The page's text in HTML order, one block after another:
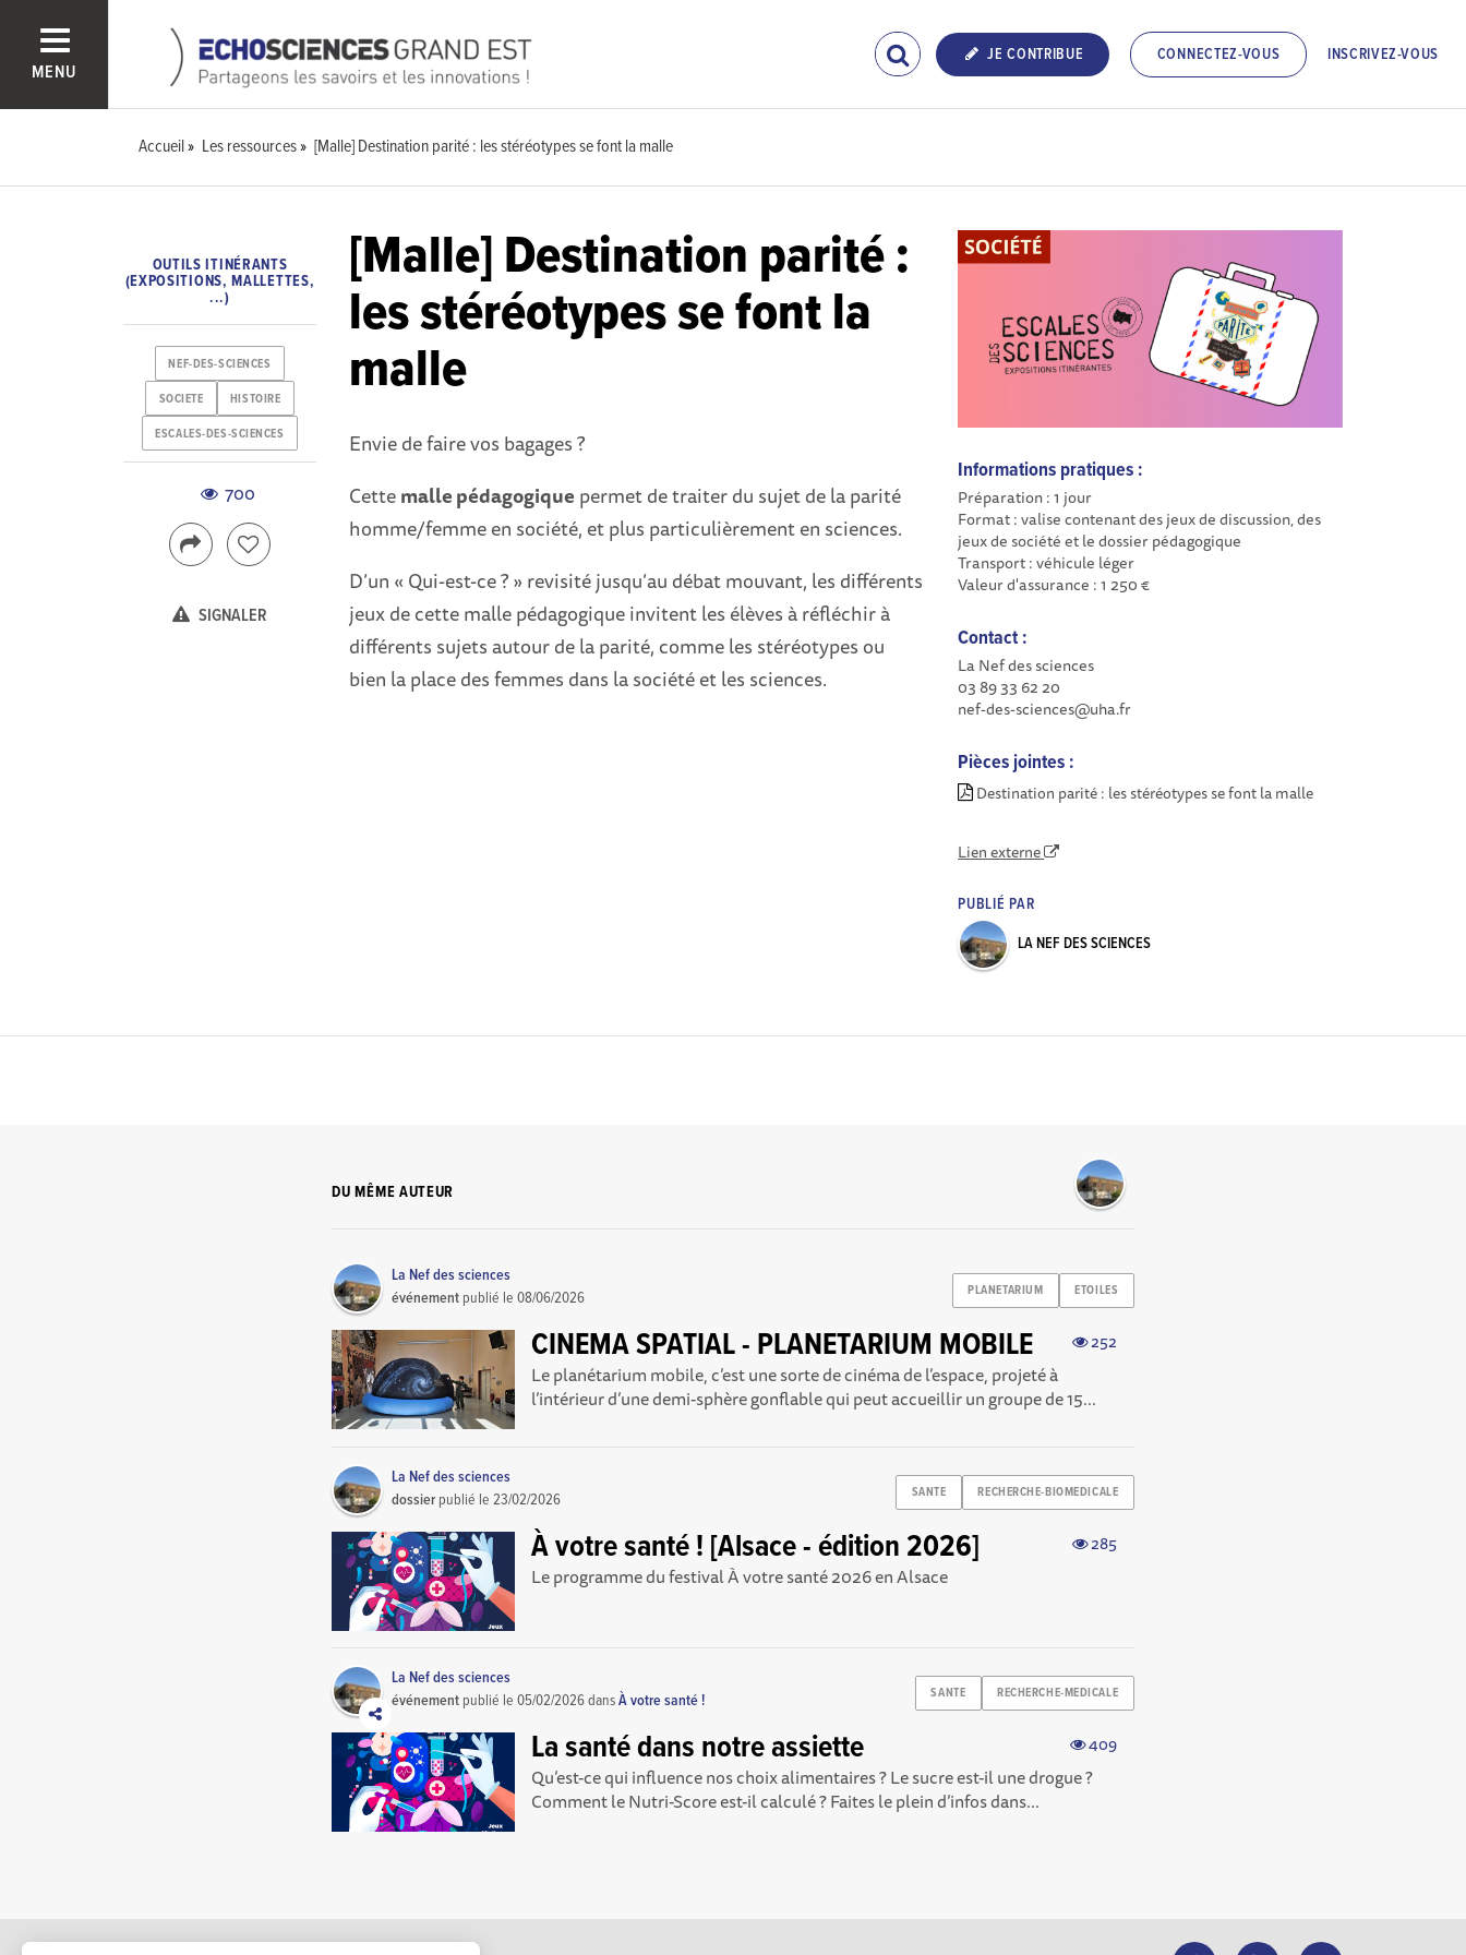
MENU
JE CONTRIBUE CONNECTEZ-VOUS INSCRIVEZ-VOUS
Accueil Les ressources [Malle] Destination parité : les stéréotypes se font la malle
[Malle] Destination parité :
les stéréotypes se font la
malle
Envie de faire vos bagages ?
Cettemalle pédagogique permet de traiter du sujet de la parité
homme/femme en société, et plus particulièrement en sciences.
D’un « Qui-est-ce ? » revisité jusqu’au débat mouvant, les différents
jeux de cette malle pédagogique invitent les élèves à réfléchir à
différents sujets autour de la parité, comme les stéréotypes ou
bien la place des femmes dans la société et les sciences.
Informations pratiques :
Préparation : 1 jour
Format : valise contenant des jeux de discussion, des
jeux de société et le dossier pédagogique
Transport : véhicule léger
Valeur d'assurance : 1 250 €
Contact :
La Nef des sciences
03 89 33 62 20
nef-des-sciences@uha.fr
Pièces jointes :
Destination parité : les stéréotypes se font la malle
Lien externe
PUBLIÉ PAR
LA NEF DES SCIENCES
OUTILS ITINÉRANTS
(EXPOSITIONS, MALLETTES,
...)
NEF-DES-SCIENCES
SOCIETE HISTOIRE
ESCALES-DES-SCIENCES
700
SIGNALER
DU MÊME AUTEUR
PLANETARIUM ETOILES
La Nef des sciences
événement publié le08/06/2026
252
CINEMA SPATIAL - PLANETARIUM MOBILE
Le planétarium mobile, c’est une sorte de cinéma de l’espace, projeté à
l’intérieur d’une demi-sphère gonflable qui peut accueillir un groupe de 15...
SANTE RECHERCHE-BIOMEDICALE
La Nef des sciences
dossier publié le23/02/2026
285
À votre santé ! [Alsace - édition 2026]
Le programme du festival À votre santé 2026 en Alsace
SANTE RECHERCHE-MEDICALE
La Nef des sciences
événement publié le05/02/2026dansÀ votre santé !
409
La santé dans notre assiette
Qu’est-ce qui influence nos choix alimentaires ? Le sucre est-il une drogue ?
Comment le Nutri-Score est-il calculé ? Faites le plein d’infos dans...